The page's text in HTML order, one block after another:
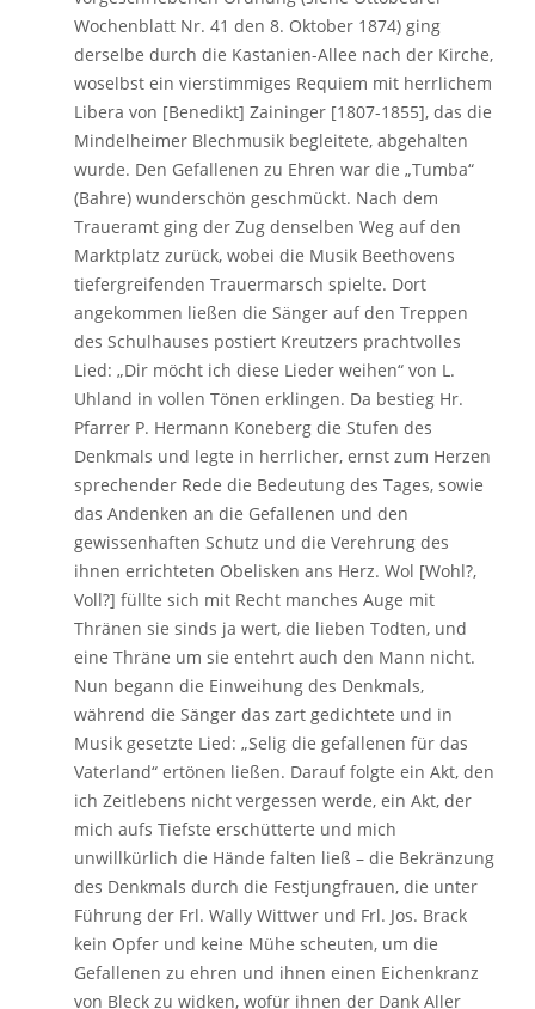
Wochenblatt Nr. 41 den 8. Oktober 1874) ging
derselbe durch die Kastanien-Allee nach der Kirche,
woselbst ein vierstimmiges Requiem mit herrlichem
Libera von [Benedikt] Zaininger [1807-1855], das die
Mindelheimer Blechmusik begleitete, abgehalten
wurde. Den Gefallenen zu Ehren war die „Tumba“
(Bahre) wunderschön geschmückt. Nach dem
Traueramt ging der Zug denselben Weg auf den
Marktplatz zurück, wobei die Musik Beethovens
tiefergreifenden Trauermarsch spielte. Dort
angekommen ließen die Sänger auf den Treppen
des Schulhauses postiert Kreutzers prachtvolles
Lied: „Dir möcht ich diese Lieder weihen“ von L.
Uhland in vollen Tönen erklingen. Da bestieg Hr.
Pfarrer P. Hermann Koneberg die Stufen des
Denkmals und legte in herrlicher, ernst zum Herzen
sprechender Rede die Bedeutung des Tages, sowie
das Andenken an die Gefallenen und den
gewissenhaften Schutz und die Verehrung des
ihnen errichteten Obelisken ans Herz. Wol [Wohl?,
Voll?] füllte sich mit Recht manches Auge mit
Thränen sie sinds ja wert, die lieben Todten, und
eine Thräne um sie entehrt auch den Mann nicht.
Nun begann die Einweihung des Denkmals,
während die Sänger das zart gedichtete und in
Musik gesetzte Lied: „Selig die gefallenen für das
Vaterland“ ertönen ließen. Darauf folgte ein Akt, den
ich Zeitlebens nicht vergessen werde, ein Akt, der
mich aufs Tiefste erschütterte und mich
unwillkürlich die Hände falten ließ – die Bekränzung
des Denkmals durch die Festjungfrauen, die unter
Führung der Frl. Wally Wittwer und Frl. Jos. Brack
kein Opfer und keine Mühe scheuten, um die
Gefallenen zu ehren und ihnen einen Eichenkranz
von Bleck zu widken, wofür ihnen der Dank Aller